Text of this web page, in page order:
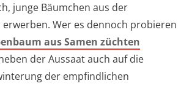
junge Bäumchen aus der
erwerben. Wer es dennoch probieren
aus Samen züchten
der Aussaat auch auf die
der empfindlichen